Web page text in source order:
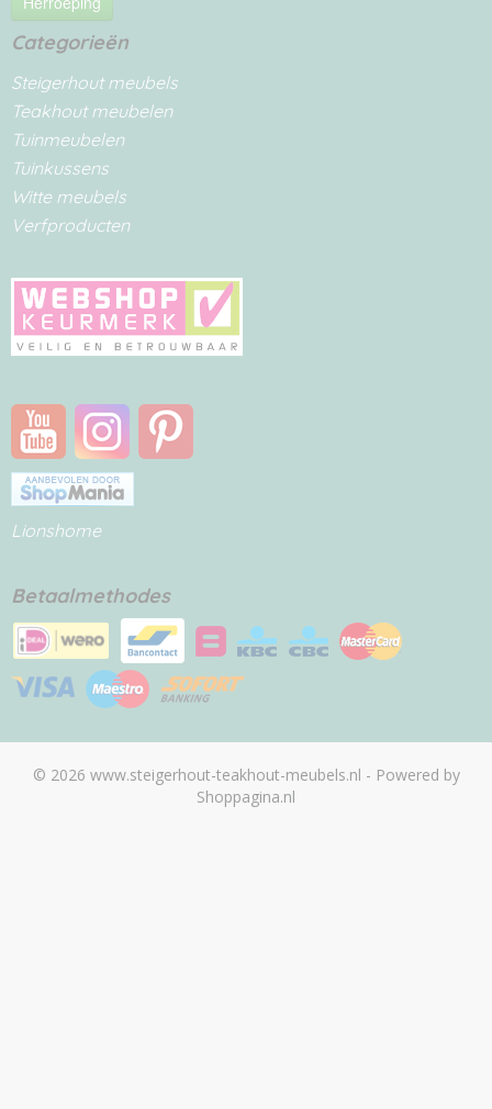
Categorieën
Steigerhout meubels
Teakhout meubelen
Tuinmeubelen
Tuinkussens
Witte meubels
Verfproducten
Lionshome
Betaalmethodes
© 2026 www.steigerhout-teakhout-meubels.nl - Powered by
Shoppagina.nl